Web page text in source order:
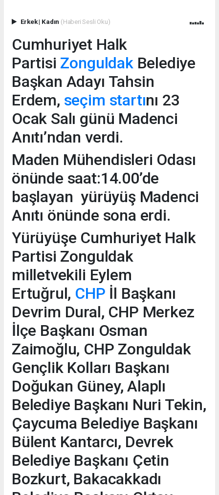
Erkek| Kadın (Haberi Sesli Oku)
Cumhuriyet Halk
Partisi ZonguldakBelediye
Başkan Adayı Tahsin
Erdem, seçim startını 23
Ocak Salı günü Madenci
Anıtı’ndan verdi.
Maden Mühendisleri Odası
önünde saat:14.00’de
başlayan yürüyüş Madenci
Anıtı önünde sona erdi.
Yürüyüşe Cumhuriyet Halk
Partisi Zonguldak
milletvekili Eylem
Ertuğrul, CHP İl Başkanı
Devrim Dural, CHP Merkez
İlçe Başkanı Osman
Zaimoğlu, CHP Zonguldak
Gençlik Kolları Başkanı
Doğukan Güney, Alaplı
Belediye Başkanı Nuri Tekin,
Çaycuma Belediye Başkanı
Bülent Kantarcı, Devrek
Belediye Başkanı Çetin
Bozkurt, Bakacakkadı